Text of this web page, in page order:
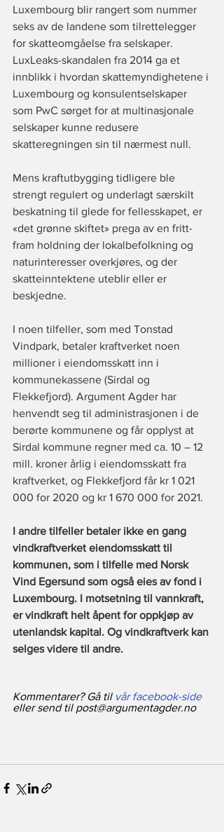
Luxembourg blir rangert som nummer
seks av de landene som tilrettelegger
for skatteomgåelse fra selskaper.
LuxLeaks-skandalen fra 2014 ga et
innblikk i hvordan skattemyndighetene i
Luxembourg og konsulentselskaper
som PwC sørget for at multinasjonale
selskaper kunne redusere
skatteregningen sin til nærmest null.
Mens kraftutbygging tidligere ble
strengt regulert og underlagt særskilt
beskatning til glede for fellesskapet, er
«det grønne skiftet» prega av en fritt-
fram holdning der lokalbefolkning og
naturinteresser overkjøres, og der
skatteinntektene uteblir eller er
beskjedne.
I noen tilfeller, som med Tonstad
Vindpark, betaler kraftverket noen
millioner i eiendomsskatt inn i
kommunekassene (Sirdal og
Flekkefjord). Argument Agder har
henvendt seg til administrasjonen i de
berørte kommunene og får opplyst at
Sirdal kommune regner med ca. 10 – 12
mill. kroner årlig i eiendomsskatt fra
kraftverket, og Flekkefjord får kr 1 021
000 for 2020 og kr 1 670 000 for 2021.
I andre tilfeller betaler ikke en gang
vindkraftverket eiendomsskatt til
kommunen, som i tilfelle med Norsk
Vind Egersund som også eies av fond i
Luxembourg. I motsetning til vannkraft,
er vindkraft helt åpent for oppkjøp av
utenlandsk kapital. Og vindkraftverk kan
selges videre til andre.
Kommentarer? Gå til vår facebook-side
eller send til post@argumentagder.no